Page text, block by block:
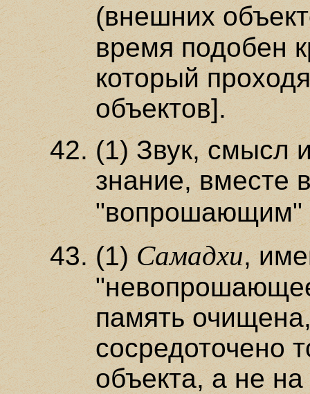
(внешних
время подобен
который
объектов].
(1) Звук, смысл
знание, вместе
"вопрошающим"
(1)Самадхи,
память
сосредоточено
объекта, а не на